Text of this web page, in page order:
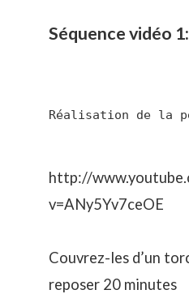
Séquence vidéo 1:
Réalisation de la
http://
v=ANy5Yv7ceOE
Couvrez-les d’un
reposer 20 minutes